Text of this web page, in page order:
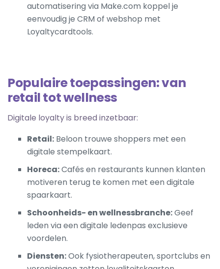
automatisering via Make.com koppel je
eenvoudig je CRM of webshop met
Loyaltycardtools.
Populaire toepassingen: van
retail tot wellness
Digitale loyalty is breed inzetbaar:
Retail: Beloon trouwe shoppers met een
digitale stempelkaart.
Horeca:Cafés en restaurants kunnen klanten
motiveren terug te komen met een digitale
spaarkaart.
Schoonheids- en wellnessbranche:Geef
leden via een digitale ledenpas exclusieve
voordelen.
Diensten:Ook fysiotherapeuten, sportclubs en